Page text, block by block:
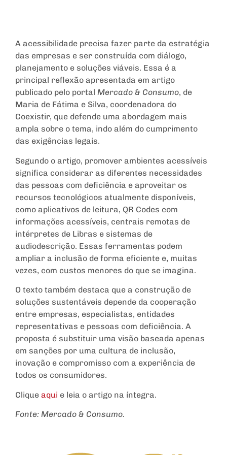
A acessibilidade precisa fazer parte da estratégia
das empresas e ser construída com diálogo,
planejamento e soluções viáveis. Essa é a
principal reflexão apresentada em artigo
publicado pelo portal Mercado & Consumo, de
Maria de Fátima e Silva, coordenadora do
Coexistir, que defende uma abordagem mais
ampla sobre o tema, indo além do cumprimento
das exigências legais.
Segundo o artigo, promover ambientes acessíveis
significa considerar as diferentes necessidades
das pessoas com deficiência e aproveitar os
recursos tecnológicos atualmente disponíveis,
como aplicativos de leitura, QR Codes com
informações acessíveis, centrais remotas de
intérpretes de Libras e sistemas de
audiodescrição. Essas ferramentas podem
ampliar a inclusão de forma eficiente e, muitas
vezes, com custos menores do que se imagina.
O texto também destaca que a construção de
soluções sustentáveis depende da cooperação
entre empresas, especialistas, entidades
representativas e pessoas com deficiência. A
proposta é substituir uma visão baseada apenas
em sanções por uma cultura de inclusão,
inovação e compromisso com a experiência de
todos os consumidores.
Clique aqui e leia o artigo na íntegra.
Fonte: Mercado & Consumo.